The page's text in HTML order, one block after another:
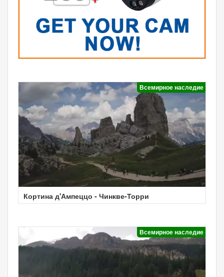
Всемирное наследие
Кортина д'Ампеццо - Чинкве-Торри
Всемирное наследие